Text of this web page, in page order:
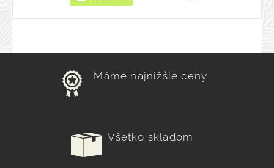
Máme najnižšie ceny
Všetko skladom